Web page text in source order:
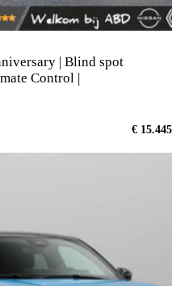
| Blind spot
Control |
€ 15.445